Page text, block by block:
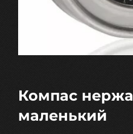
Компас
маленький